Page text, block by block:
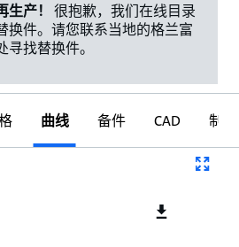
产！
很抱歉，我们在线目录
换件。请您联系当地的格兰富
寻找替换件。
曲线 备件 CAD 制图